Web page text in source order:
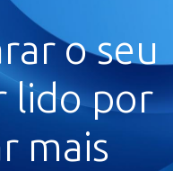
o seu
lido por
mais